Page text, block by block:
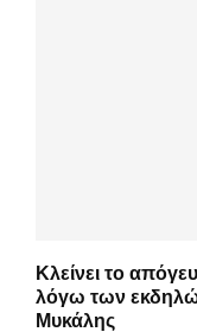
Κλείνει το
λόγω των
Μυκάλης